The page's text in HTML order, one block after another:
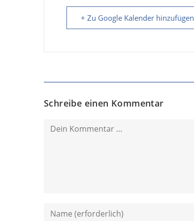
+ Zu Google Kalender hinzufügen
Schreibe einen Kommentar
Kommentieren
Gib